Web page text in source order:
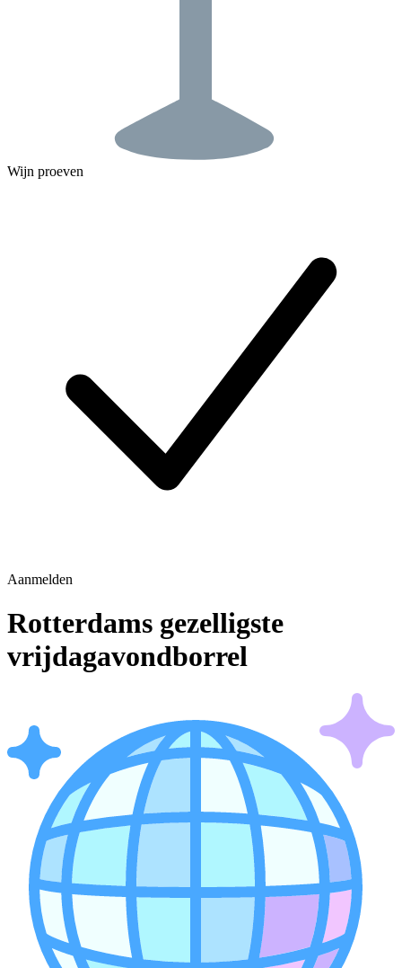
Wijn proeven
Aanmelden
Rotterdams gezelligste
vrijdagavondborrel